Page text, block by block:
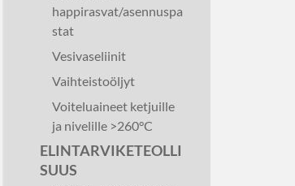
happirasvat/asennuspa
stat
Vesivaseliinit
Vaihteistoöljyt
Voiteluaineet ketjuille
ja nivelille >260°C
ELINTARVIKETEOLLI
SUUS